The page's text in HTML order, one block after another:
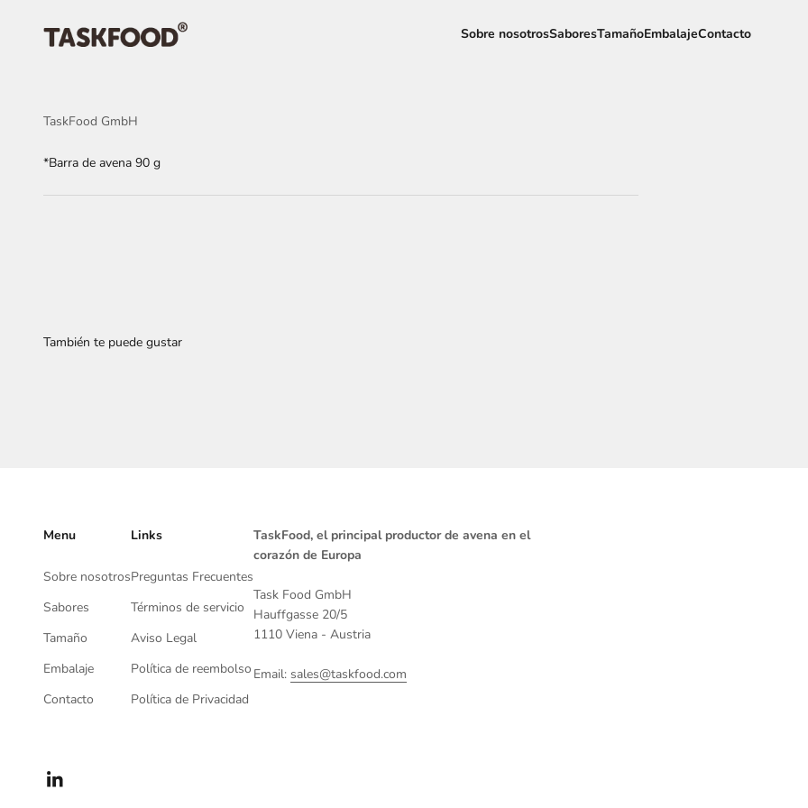
Sobre nosotrosSaboresTamañoEmbalajeContacto
TaskFood GmbH
TaskFood GmbH
*Barra de avena 90 g
Menu
Sobre nosotros
Sabores
Tamaño
Embalaje
Contacto
Links
Preguntas Frecuentes
Términos de servicio
Aviso Legal
Política de reembolso
Política de Privacidad
TaskFood, el principal productor de avena en el
corazón de Europa
Task Food GmbH
Hauffgasse 20/5
1110 Viena - Austria
Email: sales@taskfood.com